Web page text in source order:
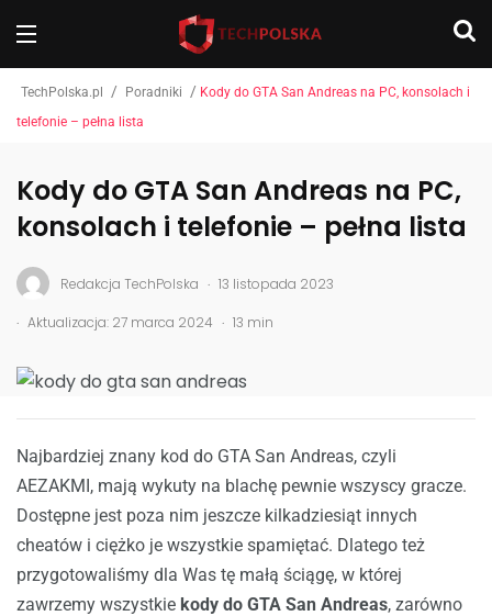
TechPolska.pl / Poradniki / Kody do GTA San Andreas na PC, konsolach i
telefonie – pełna lista
Kody do GTA San Andreas na PC,
konsolach i telefonie – pełna lista
Redakcja TechPolska . 13 listopada 2023
. Aktualizacja: 27 marca 2024 . 13 min
Najbardziej znany kod do GTA San Andreas, czyli
AEZAKMI, mają wykuty na blachę pewnie wszyscy gracze.
Dostępne jest poza nim jeszcze kilkadziesiąt innych
cheatów i ciężko je wszystkie spamiętać. Dlatego też
przygotowaliśmy dla Was tę małą ściągę, w której
zawrzemy wszystkie kody do GTA San Andreas, zarówno